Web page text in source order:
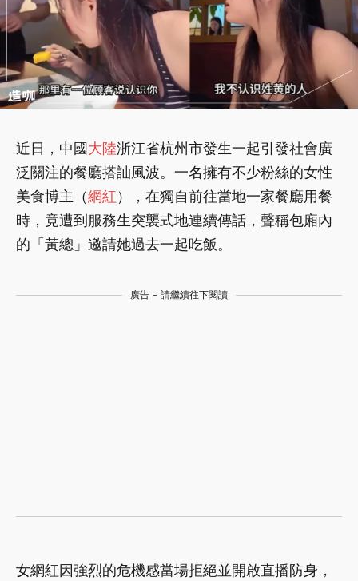
近日，中國大陸浙江省杭州市發生一起引發社會廣
泛關注的餐廳搭訕風波。一名擁有不少粉絲的女性
美食博主（網紅），在獨自前往當地一家餐廳用餐
時，竟遭到服務生突襲式地連續傳話，聲稱包廂內
的「黃總」邀請她過去一起吃飯。
廣告 - 請繼續往下閱讀
女網紅因強烈的危機感當場拒絕並開啟直播防身，